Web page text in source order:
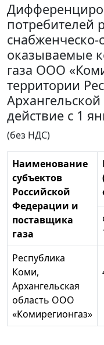
потребителей
снабженческо-
оказываемые
газа ООО
территории
действие с 1
(без НДС)
Наименование
субъектов
Российской
Федерации и
поставщика
газа
Республика
Коми,
Архангельская
область ООО
«Комирегионгаз»